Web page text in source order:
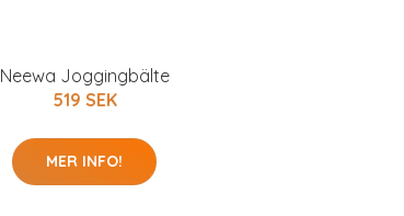
Neewa Joggingbälte
519 SEK
MER INFO!